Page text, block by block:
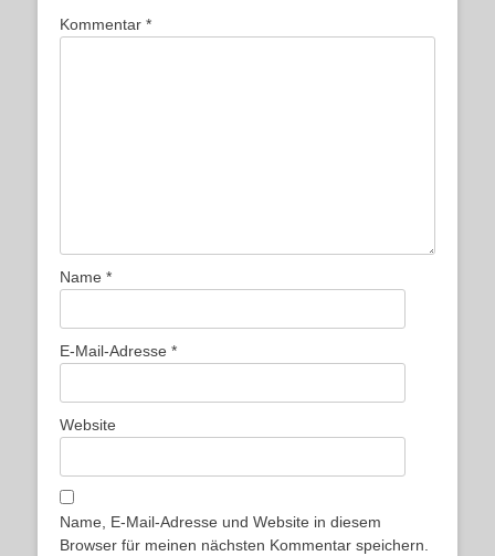
Kommentar *
Name *
E-Mail-Adresse *
Website
Name, E-Mail-Adresse und Website in diesem
Browser für meinen nächsten Kommentar speichern.